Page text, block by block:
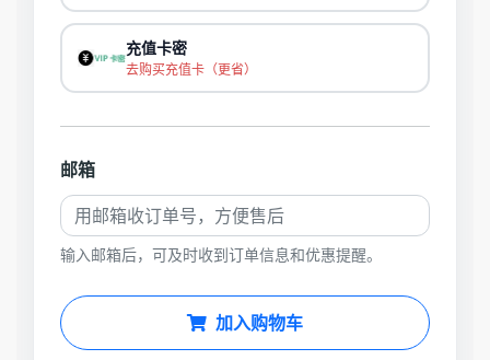
充值卡密
去购买充值卡（更省）
邮箱
输入邮箱后，可及时收到订单信息和优惠提醒。
加入购物车